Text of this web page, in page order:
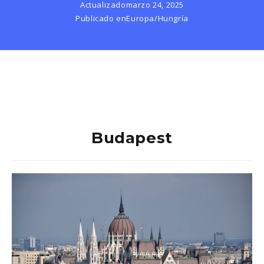
Actualizadomarzo 24, 2025
Publicado enEuropa/Hungría
Budapest